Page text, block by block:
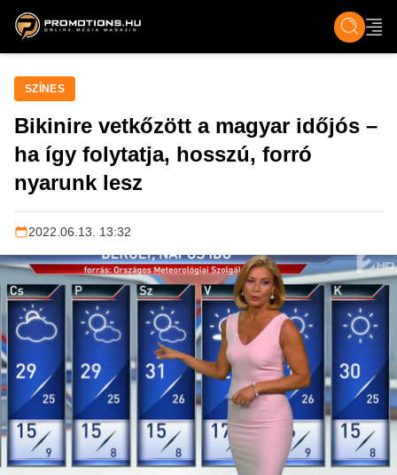
ZENE, FILM & KULT ÉLET TECH &
SZÍNES
Bikinire vetkőzött a magyar időjós –
ha így folytatja, hosszú, forró
nyarunk lesz
2022.06.13. 13:32